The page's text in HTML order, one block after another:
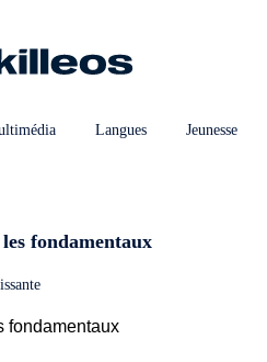
Langues Jeunesse
fondamentaux